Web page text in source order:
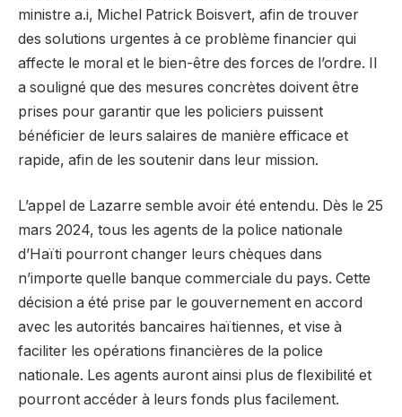
ministre a.i, Michel Patrick Boisvert, afin de trouver
des solutions urgentes à ce problème financier qui
affecte le moral et le bien-être des forces de l’ordre. Il
a souligné que des mesures concrètes doivent être
prises pour garantir que les policiers puissent
bénéficier de leurs salaires de manière efficace et
rapide, afin de les soutenir dans leur mission.
L’appel de Lazarre semble avoir été entendu. Dès le 25
mars 2024, tous les agents de la police nationale
d’Haïti pourront changer leurs chèques dans
n’importe quelle banque commerciale du pays. Cette
décision a été prise par le gouvernement en accord
avec les autorités bancaires haïtiennes, et vise à
faciliter les opérations financières de la police
nationale. Les agents auront ainsi plus de flexibilité et
pourront accéder à leurs fonds plus facilement.